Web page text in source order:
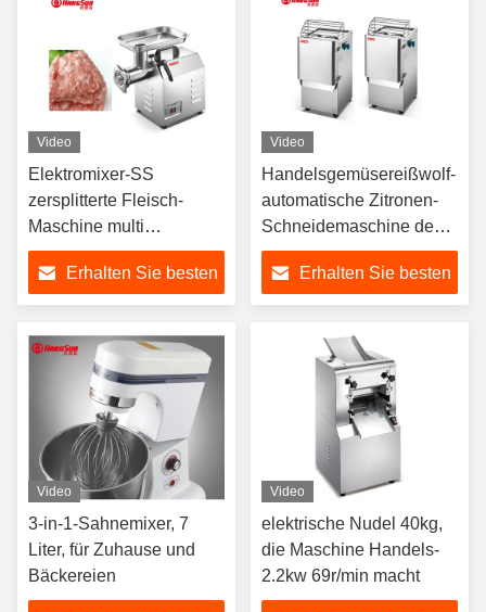
Video
Elektromixer-SS
zersplitterte Fleisch-
Maschine multi
Funktions-Fleischwolf-
Machine Large Capacitys
Erhalten Sie besten
Video
Handelsgemüsereißwolf-
automatische Zitronen-
Schneidemaschine des
Edelstahl-400kg/h
Erhalten Sie besten
Video
3-in-1-Sahnemixer, 7
Liter, für Zuhause und
Bäckereien
Video
elektrische Nudel 40kg,
die Maschine Handels-
2.2kw 69r/min macht